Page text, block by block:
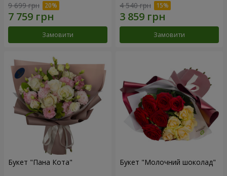
9 699 грн
Замовити
4 540 грн
Замовити
Букет "Пана Кота" Букет "Молочний шоколад"